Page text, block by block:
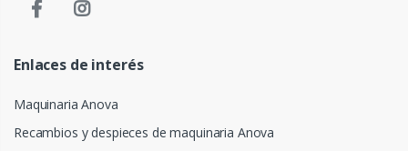
Enlaces de interés
Maquinaria Anova
Recambios y despieces de maquinaria Anova